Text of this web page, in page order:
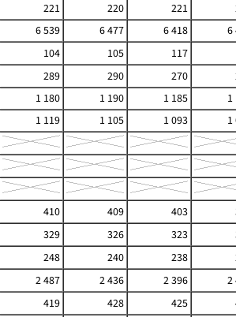
221 220 221
6 539 6 477 6 418
6
104 105 117
289 290 270
1 180 1 190 1 185
1
1 119 1 105 1 093 1
410 409 403
329 326 323
248 240 238
2 487 2 436 2 396
2
419 428 425